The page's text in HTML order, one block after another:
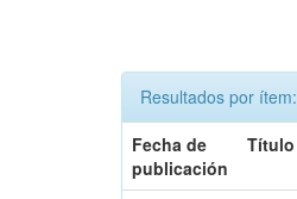
Resultados por ítem:
Fecha de
publicación
Título